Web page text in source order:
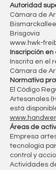
Autoridad
Cámara de
Brisgovia
www.hwk-
Inscripción
Inscrita en el
Cámara de
Normativa
El Código
Artesanales
está
Áreas de
Empresa
tecnología
control y
Actividades